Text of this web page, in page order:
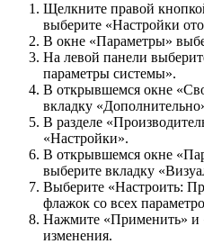
Щелкните правой
выберите «Настройки
В окне «Параметры»
На левой панели
параметры системы».
В открывшемся окне
вкладку
В разделе
«Настройки».
В открывшемся окне
выберите вкладку
Выберите «Настроить:
флажок со всех
Нажмите «Применить» и
изменения.